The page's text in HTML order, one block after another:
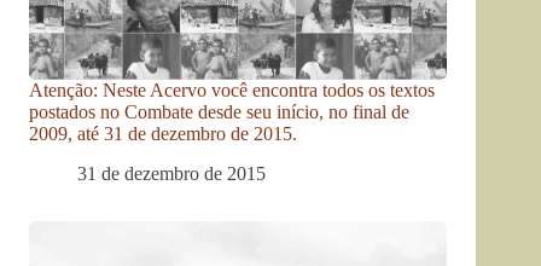
Atenção: Neste Acervo você encontra todos os textos
postados no Combate desde seu início, no final de
2009, até 31 de dezembro de 2015.
31 de dezembro de 2015